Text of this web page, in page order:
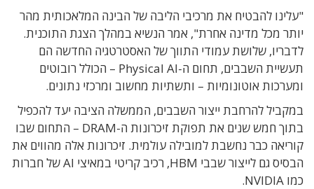
"עלינו להבטיח את מרכיבי הליבה של הבינה המלאכותית מהר
יותר מכל מדינה אחרת", אמר הנשיא במהלך הצגת התוכנית.
לדבריו, שלושת עמודי התווך של האסטרטגיה החדשה הם
תעשיית השבבים, תחום ה-Physical AI – הכולל רובוטים
ומערכות אוטונומיות – ותשתיות מחשוב ומרכזי נתונים.
במקביל להרחבת ייצור השבבים, הממשלה הציבה יעד להכפיל
בתוך חמש שנים את תפוקת זיכרונות ה-DRAM – התחום שבו
קוריאה כבר נחשבת למובילה עולמית. זיכרונות אלה מהווים את
הבסיס גם לייצור שבבי HBM, רכיב קריטי במאיצי AI של חברות
כמו NVIDIA.